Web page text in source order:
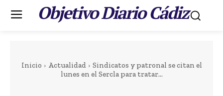
Objetivo Diario Cádiz.
Inicio Actualidad
Sindicatos y patronal se citan el
lunes en el Sercla para tratar...